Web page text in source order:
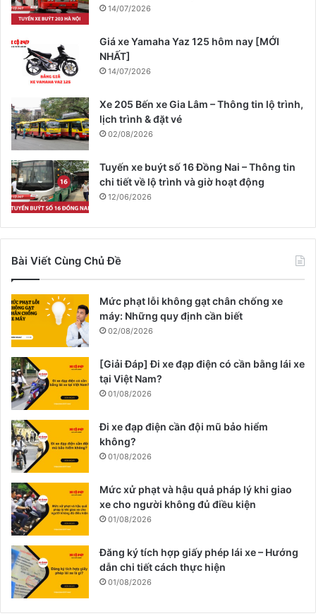
14/07/2026
Giá xe Yamaha Yaz 125 hôm nay [MỚI
NHẤT]
14/07/2026
Xe 205 Bến xe Gia Lâm – Thông tin lộ trình,
lịch trình & đặt vé
02/08/2026
Tuyến xe buýt số 16 Đồng Nai – Thông tin
chi tiết về lộ trình và giờ hoạt động
12/06/2026
Bài Viết Cùng Chủ Đề
Mức phạt lỗi không gạt chân chống xe
máy: Những quy định cần biết
02/08/2026
[Giải Đáp] Đi xe đạp điện có cần bằng lái xe
tại Việt Nam?
01/08/2026
Đi xe đạp điện cần đội mũ bảo hiểm
không?
01/08/2026
Mức xử phạt và hậu quả pháp lý khi giao
xe cho người không đủ điều kiện
01/08/2026
Đăng ký tích hợp giấy phép lái xe – Hướng
dẫn chi tiết cách thực hiện
01/08/2026